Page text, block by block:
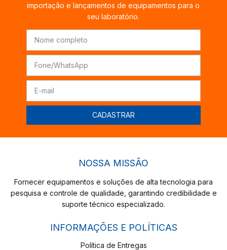
importação e lançamentos de equipamentos para o
seu laboratório.
NOSSA MISSÃO
Fornecer equipamentos e soluções de alta tecnologia para
pesquisa e controle de qualidade, garantindo credibilidade e
suporte técnico especializado.
INFORMAÇÕES E POLÍTICAS
Política de Entregas